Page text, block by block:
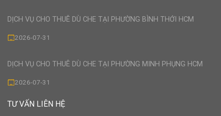
DỊCH VỤ CHO THUÊ DÙ CHE TẠI PHƯỜNG BÌNH THỚI HCM
2026-07-31
DỊCH VỤ CHO THUÊ DÙ CHE TẠI PHƯỜNG MINH PHỤNG HCM
2026-07-31
TƯ VẤN LIÊN HỆ